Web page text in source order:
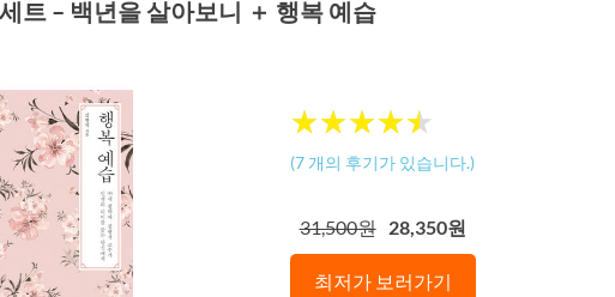
트 – 백년을 살아보니 ＋ 행복 예습
★★★★★
★★★★★
(7 개의 후기가 있습니다.)
31,500원 28,350원
최저가 보러가기